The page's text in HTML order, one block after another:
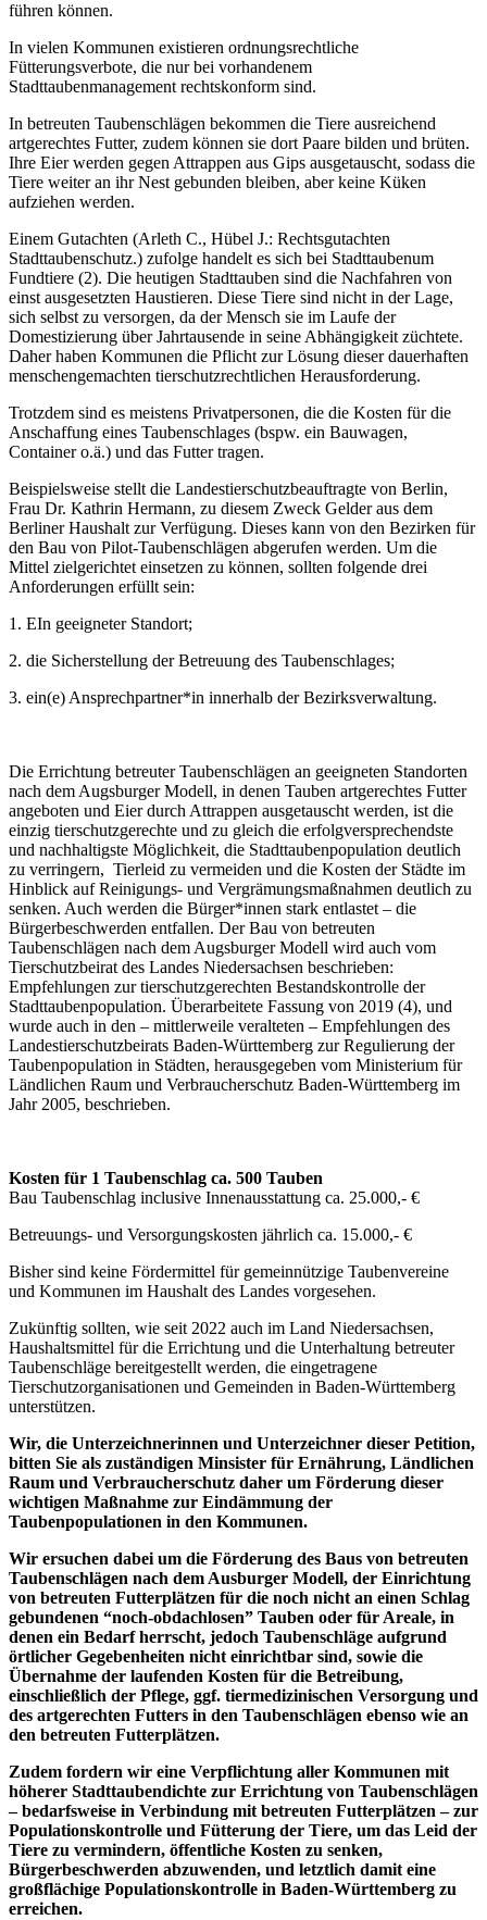
führen können.
In vielen Kommunen existieren ordnungsrechtliche
Fütterungsverbote, die nur bei vorhandenem
Stadttaubenmanagement rechtskonform sind.
In betreuten Taubenschlägen bekommen die Tiere ausreichend
artgerechtes Futter, zudem können sie dort Paare bilden und brüten.
Ihre Eier werden gegen Attrappen aus Gips ausgetauscht, sodass die
Tiere weiter an ihr Nest gebunden bleiben, aber keine Küken
aufziehen werden.
Einem Gutachten (Arleth C., Hübel J.: Rechtsgutachten
Stadttaubenschutz.) zufolge handelt es sich bei Stadttaubenum
Fundtiere (2). Die heutigen Stadttauben sind die Nachfahren von
einst ausgesetzten Haustieren. Diese Tiere sind nicht in der Lage,
sich selbst zu versorgen, da der Mensch sie im Laufe der
Domestizierung über Jahrtausende in seine Abhängigkeit züchtete.
Daher haben Kommunen die Pflicht zur Lösung dieser dauerhaften
menschengemachten tierschutzrechtlichen Herausforderung.
Trotzdem sind es meistens Privatpersonen, die die Kosten für die
Anschaffung eines Taubenschlages (bspw. ein Bauwagen,
Container o.ä.) und das Futter tragen.
Beispielsweise stellt die Landestierschutzbeauftragte von Berlin,
Frau Dr. Kathrin Hermann, zu diesem Zweck Gelder aus dem
Berliner Haushalt zur Verfügung. Dieses kann von den Bezirken für
den Bau von Pilot-Taubenschlägen abgerufen werden. Um die
Mittel zielgerichtet einsetzen zu können, sollten folgende drei
Anforderungen erfüllt sein:
1. EIn geeigneter Standort;
2. die Sicherstellung der Betreuung des Taubenschlages;
3. ein(e) Ansprechpartner*in innerhalb der Bezirksverwaltung.
Die Errichtung betreuter Taubenschlägen an geeigneten Standorten
nach dem Augsburger Modell, in denen Tauben artgerechtes Futter
angeboten und Eier durch Attrappen ausgetauscht werden, ist die
einzig tierschutzgerechte und zu gleich die erfolgversprechendste
und nachhaltigste Möglichkeit, die Stadttaubenpopulation deutlich
zu verringern, Tierleid zu vermeiden und die Kosten der Städte im
Hinblick auf Reinigungs- und Vergrämungsmaßnahmen deutlich zu
senken. Auch werden die Bürger*innen stark entlastet – die
Bürgerbeschwerden entfallen. Der Bau von betreuten
Taubenschlägen nach dem Augsburger Modell wird auch vom
Tierschutzbeirat des Landes Niedersachsen beschrieben:
Empfehlungen zur tierschutzgerechten Bestandskontrolle der
Stadttaubenpopulation. Überarbeitete Fassung von 2019 (4), und
wurde auch in den – mittlerweile veralteten – Empfehlungen des
Landestierschutzbeirats Baden-Württemberg zur Regulierung der
Taubenpopulation in Städten, herausgegeben vom Ministerium für
Ländlichen Raum und Verbraucherschutz Baden-Württemberg im
Jahr 2005, beschrieben.
Kosten für 1 Taubenschlag ca. 500 Tauben
Bau Taubenschlag inclusive Innenausstattung ca. 25.000,- €
Betreuungs- und Versorgungskosten jährlich ca. 15.000,- €
Bisher sind keine Fördermittel für gemeinnützige Taubenvereine
und Kommunen im Haushalt des Landes vorgesehen.
Zukünftig sollten, wie seit 2022 auch im Land Niedersachsen,
Haushaltsmittel für die Errichtung und die Unterhaltung betreuter
Taubenschläge bereitgestellt werden, die eingetragene
Tierschutzorganisationen und Gemeinden in Baden-Württemberg
unterstützen.
Wir, die Unterzeichnerinnen und Unterzeichner dieser Petition,
bitten Sie als zuständigen Minsister für Ernährung, Ländlichen
Raum und Verbraucherschutz daher um Förderung dieser
wichtigen Maßnahme zur Eindämmung der
Taubenpopulationen in den Kommunen.
Wir ersuchen dabei um die Förderung des Baus von betreuten
Taubenschlägen nach dem Ausburger Modell, der Einrichtung
von betreuten Futterplätzen für die noch nicht an einen Schlag
gebundenen “noch-obdachlosen” Tauben oder für Areale, in
denen ein Bedarf herrscht, jedoch Taubenschläge aufgrund
örtlicher Gegebenheiten nicht einrichtbar sind, sowie die
Übernahme der laufenden Kosten für die Betreibung,
einschließlich der Pflege, ggf. tiermedizinischen Versorgung und
des artgerechten Futters in den Taubenschlägen ebenso wie an
den betreuten Futterplätzen.
Zudem fordern wir eine Verpflichtung aller Kommunen mit
höherer Stadttaubendichte zur Errichtung von Taubenschlägen
– bedarfsweise in Verbindung mit betreuten Futterplätzen – zur
Populationskontrolle und Fütterung der Tiere, um das Leid der
Tiere zu vermindern, öffentliche Kosten zu senken,
Bürgerbeschwerden abzuwenden, und letztlich damit eine
großflächige Populationskontrolle in Baden-Württemberg zu
erreichen.